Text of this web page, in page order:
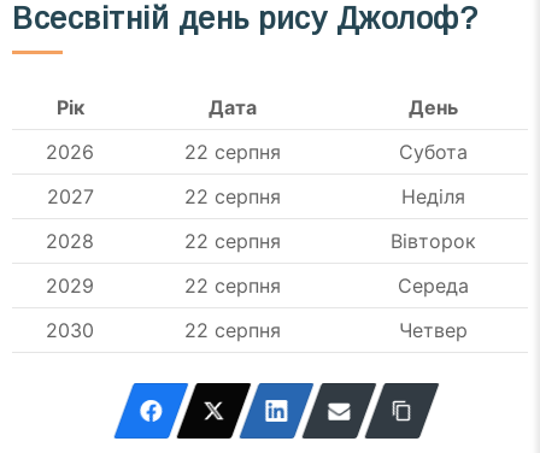
Всесвітній день рису Джолоф?
Рік Дата
День
2026
22 серпня
Субота
2027
22 серпня
Неділя
2028
22 серпня
Вівторок
2029
22 серпня
Середа
2030
22 серпня Четвер